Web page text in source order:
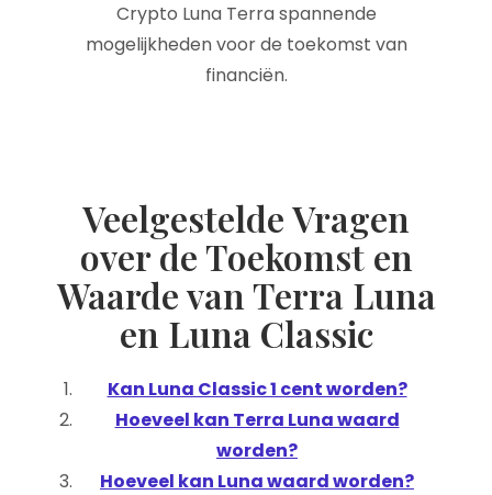
Crypto Luna Terra spannende
mogelijkheden voor de toekomst van
financiën.
Veelgestelde Vragen
over de Toekomst en
Waarde van Terra Luna
en Luna Classic
Kan Luna Classic 1 cent worden?
Hoeveel kan Terra Luna waard
worden?
Hoeveel kan Luna waard worden?